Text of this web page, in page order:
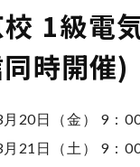
1級電
時開催)
20日（金） 9：
21日（土） 9：